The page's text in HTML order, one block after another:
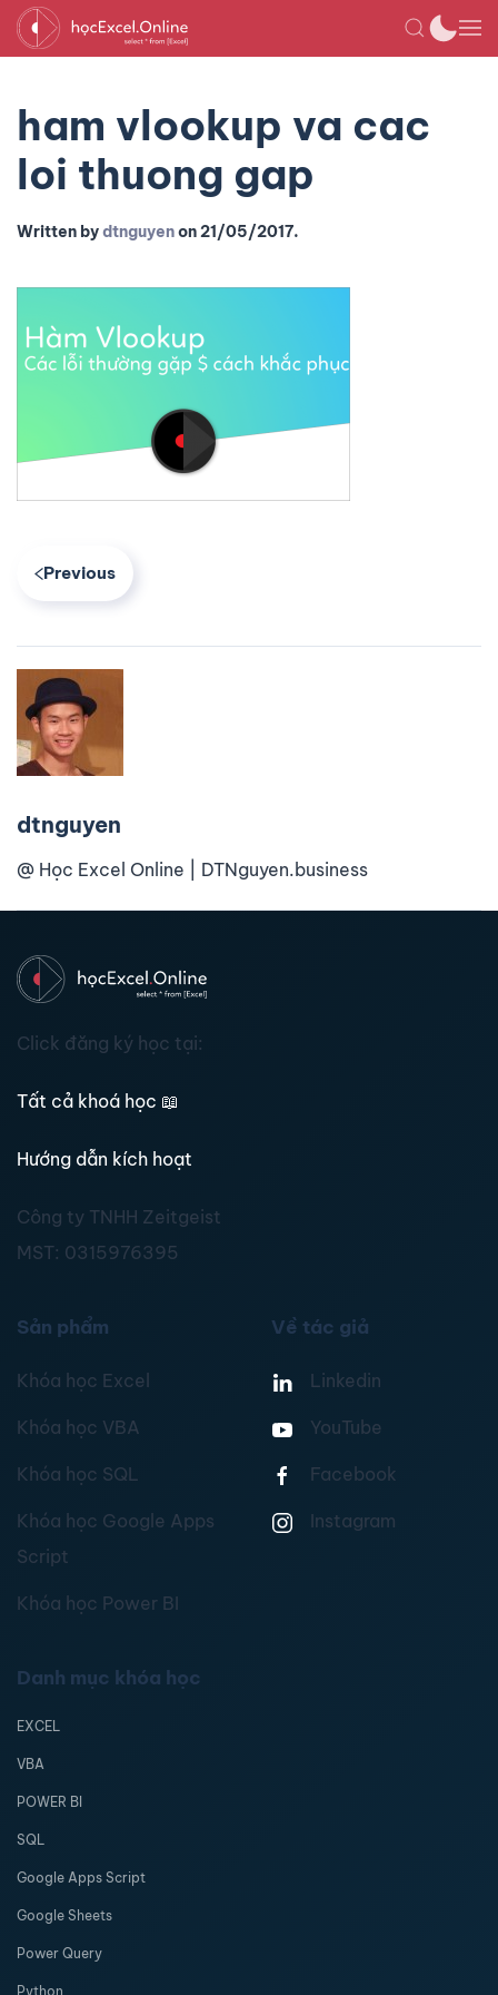
ham vlookup va cac
loi thuong gap
Written bydtnguyenon21/05/2017.
Previous
dtnguyen
@ Học Excel Online | DTNguyen.business
Click đăng ký học tại:
Tất cả khoá học 📖
Hướng dẫn kích hoạt
Công ty TNHH Zeitgeist
MST: 0315976395
Sản phẩm
Khóa học Excel
Khóa học VBA
Khóa học SQL
Khóa học Google Apps
Script
Khóa học Power BI
Về tác giả
Linkedin
YouTube
Facebook
Instagram
Danh mục khóa học
EXCEL
VBA
POWER BI
SQL
Google Apps Script
Google Sheets
Power Query
Python